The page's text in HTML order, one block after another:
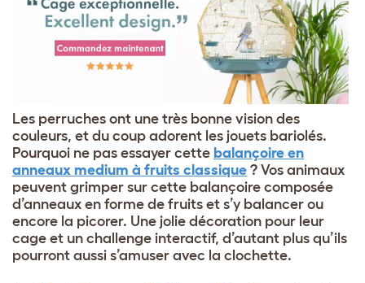
Les perruches ont une très bonne vision des
couleurs, et du coup adorent les jouets bariolés.
Pourquoi ne pas essayer cette balançoire en
anneaux medium à fruits classique ? Vos animaux
peuvent grimper sur cette balançoire composée
d’anneaux en forme de fruits et s’y balancer ou
encore la picorer. Une jolie décoration pour leur
cage et un challenge interactif, d’autant plus qu’ils
pourront aussi s’amuser avec la clochette.